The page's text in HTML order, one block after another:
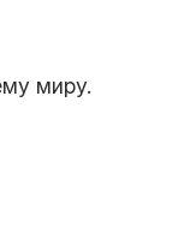
миру.